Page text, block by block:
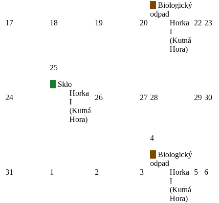
17 18 19 20
Biologický
odpad
Horka
I
(Kutná
Hora)
22 23
24
25
Sklo
Horka
I
(Kutná
Hora)
26 27 28 29 30
31 1 2 3
4
Biologický
odpad
Horka
I
(Kutná
Hora)
5 6